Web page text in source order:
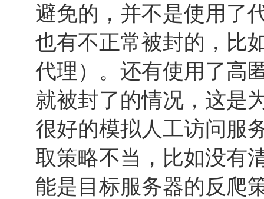
避免的，并不是使用了
也有不正常被封的，比
代理）。还有使用了高
就被封了的情况，这是
很好的模拟人工访问服
取策略不当，比如没有
能是目标服务器的反爬